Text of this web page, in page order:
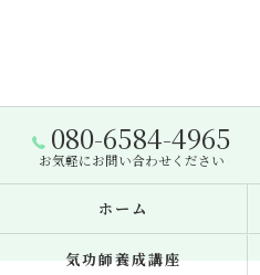
080-6584-4965
お気軽にお問い合わせください
ホーム
気功師養成講座